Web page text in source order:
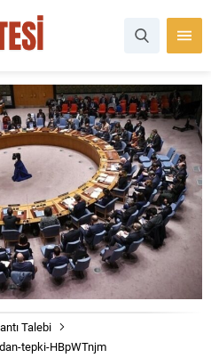
Talebi
tepki-HBpWTnjm